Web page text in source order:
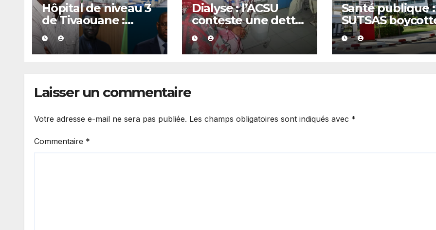
Hôpital de niveau 3
de Tivaouane :
Alioune Badara
Coulibaly appelle
Diomaye Faye à
Sall
Dialyse : l’ACSU
conteste une dette
de 15 milliards FCFA
annoncée par la
CNPNT et exige des
Santé publique
SUTSAS
les
stratégiques du
ministère
Laisser un commentaire
Votre adresse e-mail ne sera pas publiée. Les champs obligatoires sont indiqués avec *
Commentaire *